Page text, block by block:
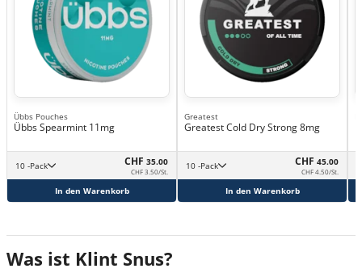
Übbs Pouches
Übbs Spearmint 11mg
10 -Pack CHF 35.00
CHF 3.50/St.
In den Warenkorb
Greatest
Greatest Cold Dry Strong 8mg
10 -Pack CHF 45.00
CHF 4.50/St.
In den Warenkorb
Was ist Klint Snus?